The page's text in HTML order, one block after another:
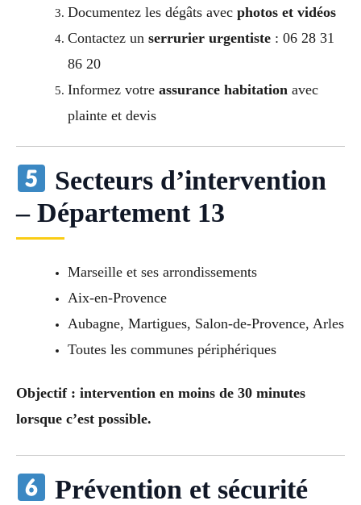
Documentez les dégâts avec photos et vidéos
Contactez un serrurier urgentiste: 06 28 31
86 20
Informez votre assurance habitationavec
plainte et devis
Secteurs d’intervention
– Département 13
Marseille et ses arrondissements
Aix-en-Provence
Aubagne, Martigues, Salon-de-Provence, Arles
Toutes les communes périphériques
Objectif : intervention en moins de 30 minutes
lorsque c’est possible.
Prévention et sécurité